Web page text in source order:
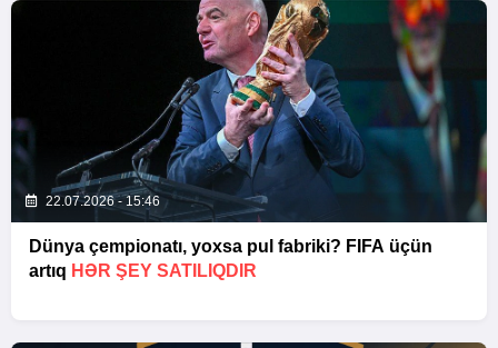
22.07.2026 - 15:46
Dünya çempionatı, yoxsa pul fabriki? FIFA üçün
artıq HƏR ŞEY SATILIQDIR